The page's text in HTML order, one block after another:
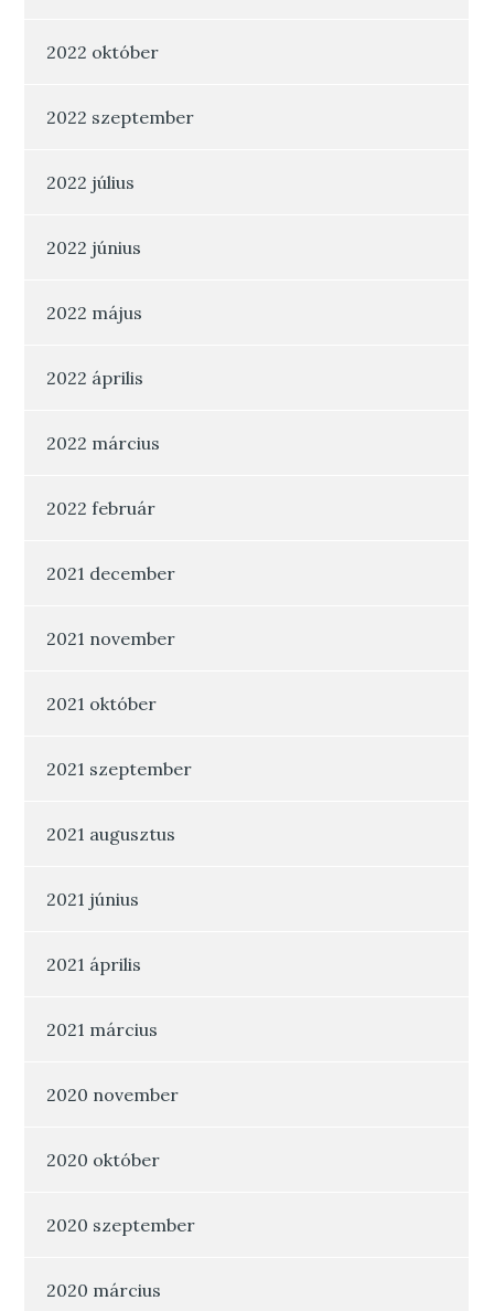
2022 október
2022 szeptember
2022 július
2022 június
2022 május
2022 április
2022 március
2022 február
2021 december
2021 november
2021 október
2021 szeptember
2021 augusztus
2021 június
2021 április
2021 március
2020 november
2020 október
2020 szeptember
2020 március